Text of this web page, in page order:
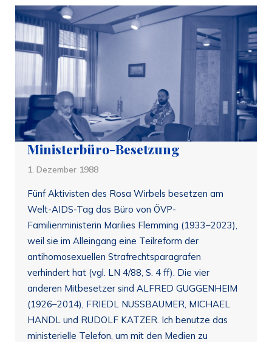
Ministerbüro-Besetzung
1. Dezember 1988
Fünf Aktivisten des Rosa Wirbels besetzen am
Welt-AIDS-Tag das Büro von ÖVP-
Familienministerin Marilies Flemming (1933–2023),
weil sie im Alleingang eine Teilreform der
antihomosexuellen Strafrechtsparagrafen
verhindert hat (vgl. LN 4/88, S. 4 ff). Die vier
anderen Mitbesetzer sind ALFRED GUGGENHEIM
(1926–2014), FRIEDL NUSSBAUMER, MICHAEL
HANDL und RUDOLF KATZER. Ich benutze das
ministerielle Telefon, um mit den Medien zu